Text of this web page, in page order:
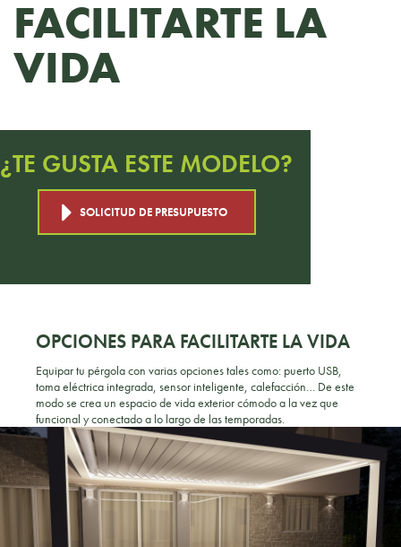
FACILITARTE LA
VIDA
¿TE GUSTA ESTE MODELO?
SOLICITUD DE PRESUPUESTO
OPCIONES PARA FACILITARTE LA VIDA
Equipar tu pérgola con varias opciones tales como: puerto USB,
toma eléctrica integrada, sensor inteligente, calefacción… De este
modo se crea un espacio de vida exterior cómodo a la vez que
funcional y conectado a lo largo de las temporadas.